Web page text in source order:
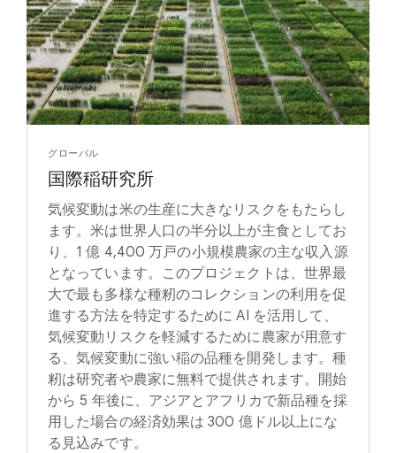
グローバル
国際稲研究所
気候変動は米の生産に大きなリスクをもたらし
ます。米は世界人口の半分以上が主食としてお
り、1 億 4,400 万戸の小規模農家の主な収入源
となっています。このプロジェクトは、世界最
大で最も多様な種籾のコレクションの利用を促
進する方法を特定するために AI を活用して、
気候変動リスクを軽減するために農家が用意す
る、気候変動に強い稲の品種を開発します。種
籾は研究者や農家に無料で提供されます。開始
から 5 年後に、アジアとアフリカで新品種を採
用した場合の経済効果は 300 億ドル以上にな
る見込みです。